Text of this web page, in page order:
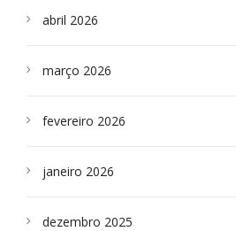
abril 2026
março 2026
fevereiro 2026
janeiro 2026
dezembro 2025